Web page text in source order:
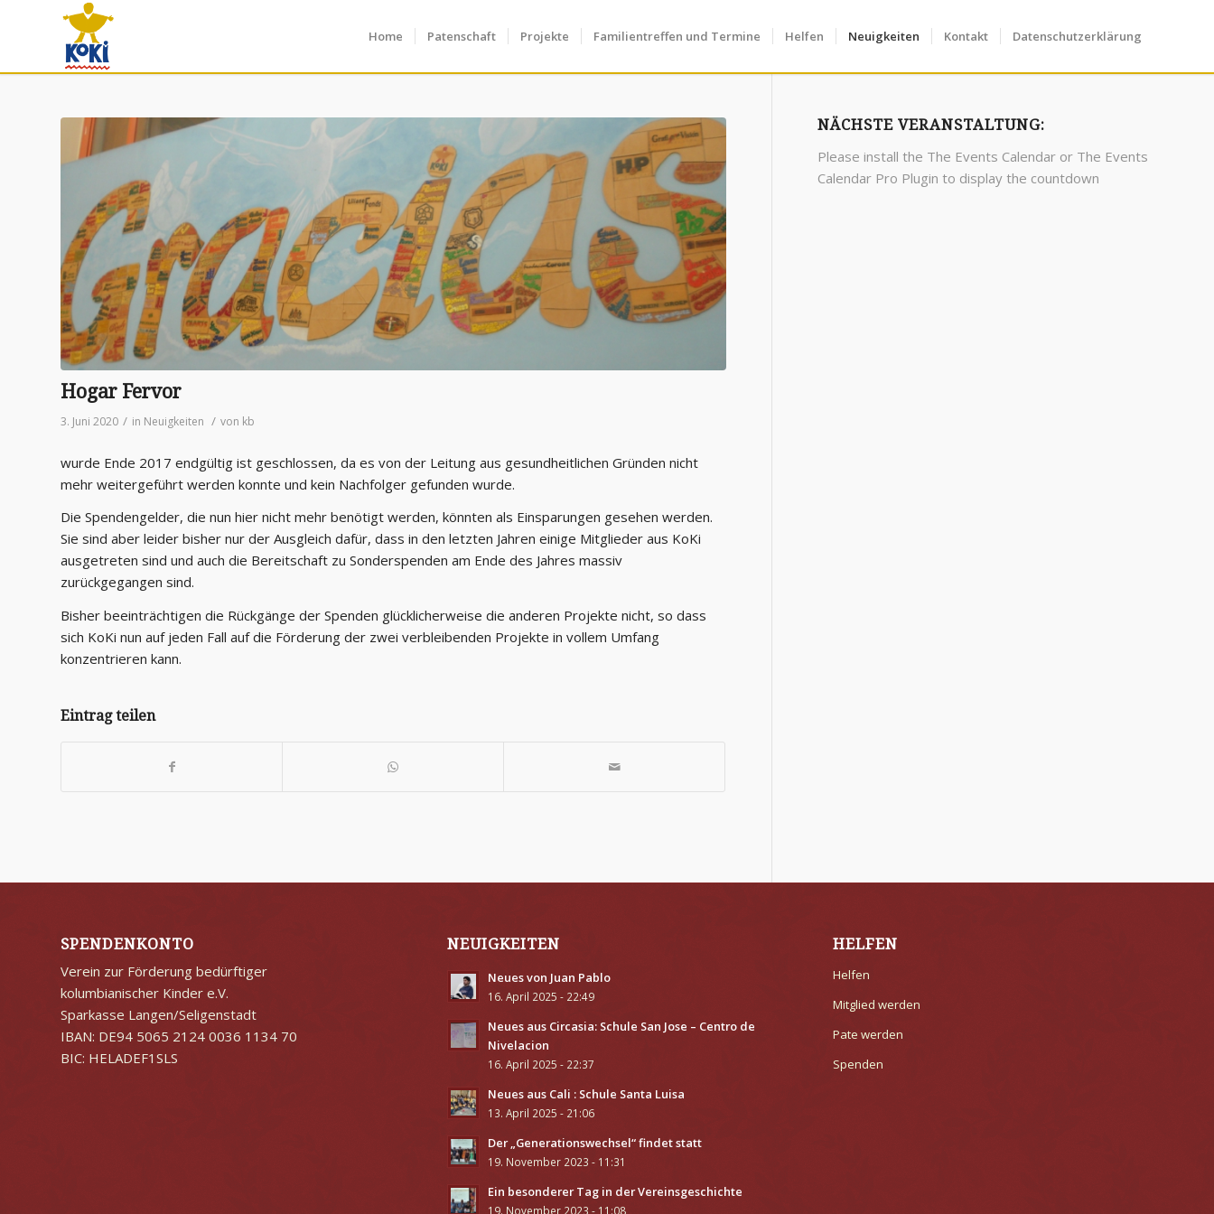
Home Patenschaft Projekte Familientreffen und Termine Helfen Neuigkeiten Kontakt Datenschutzerklärung
Hogar Fervor
3. Juni 2020 / in Neuigkeiten / von kb
wurde Ende 2017 endgültig ist geschlossen, da es von der Leitung aus gesundheitlichen Gründen nicht
mehr weitergeführt werden konnte und kein Nachfolger gefunden wurde.
Die Spendengelder, die nun hier nicht mehr benötigt werden, könnten als Einsparungen gesehen werden.
Sie sind aber leider bisher nur der Ausgleich dafür, dass in den letzten Jahren einige Mitglieder aus KoKi
ausgetreten sind und auch die Bereitschaft zu Sonderspenden am Ende des Jahres massiv
zurückgegangen sind.
Bisher beeinträchtigen die Rückgänge der Spenden glücklicherweise die anderen Projekte nicht, so dass
sich KoKi nun auf jeden Fall auf die Förderung der zwei verbleibenden Projekte in vollem Umfang
konzentrieren kann.
Eintrag teilen
NÄCHSTE VERANSTALTUNG:
Please install the The Events Calendaror The Events
Calendar Pro Plugin to display the countdown
SPENDENKONTO
Verein zur Förderung bedürftiger
kolumbianischer Kinder e.V.
Sparkasse Langen/Seligenstadt
IBAN: DE94 5065 2124 0036 1134 70
BIC: HELADEF1SLS
NEUIGKEITEN
Neues von Juan Pablo
16. April 2025 - 22:49
Neues aus Circasia: Schule San Jose – Centro de
Nivelacion
16. April 2025 - 22:37
Neues aus Cali : Schule Santa Luisa
13. April 2025 - 21:06
Der „Generationswechsel“ findet statt
19. November 2023 - 11:31
Ein besonderer Tag in der Vereinsgeschichte
19. November 2023 - 11:08
HELFEN
Helfen
Mitglied werden
Pate werden
Spenden